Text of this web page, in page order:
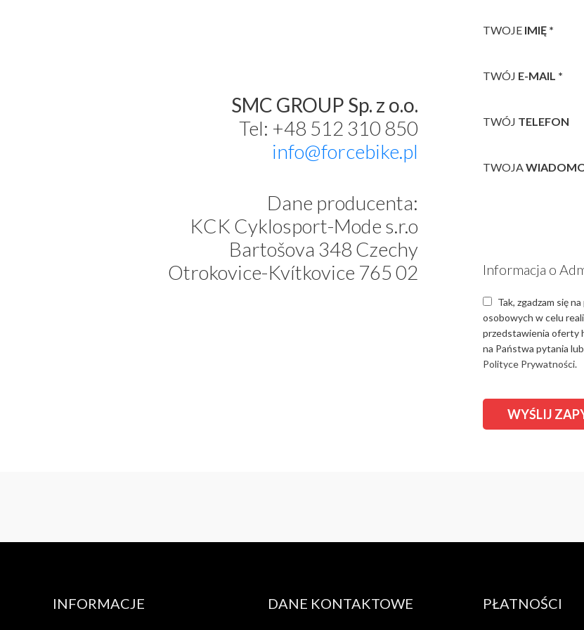
SMC GROUP Sp. z o.o.
Tel: +48 512 310 850
info@forcebike.pl
Dane producenta:
KCK Cyklosport-Mode s.r.o
Bartošova 348 Czechy
Otrokovice-Kvítkovice 765 02
TWOJE IMIĘ *
TWÓJ E-MAIL *
TWÓJ TELEFON
TWOJA
Informacja o
Tak, zgadzam się
osobowych w celu
przedstawienia oferty
na Państwa pytania
Polityce Prywatności.
INFORMACJE DANE KONTAKTOWE PŁATNOŚCI